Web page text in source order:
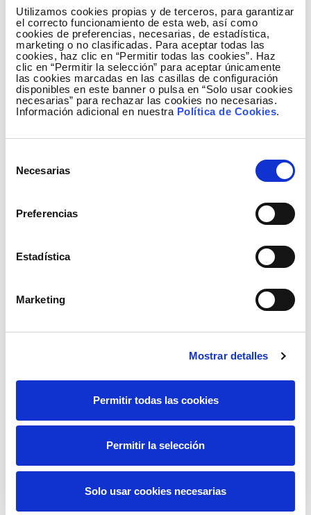
Utilizamos cookies propias y de terceros, para garantizar
el correcto funcionamiento de esta web, así como
cookies de preferencias, necesarias, de estadística,
marketing o no clasificadas. Para aceptar todas las
cookies, haz clic en “Permitir todas las cookies”. Haz
clic en “Permitir la selección” para aceptar únicamente
las cookies marcadas en las casillas de configuración
disponibles en este banner o pulsa en “Solo usar cookies
necesarias” para rechazar las cookies no necesarias.
Información adicional en nuestra Política de Cookies.
Necesarias
Preferencias
Estadística
Marketing
Mostrar detalles
Permitir todas las cookies
Permitir la selección
Solo usar cookies necesarias
compensarán cerca de 193.000 toneladas de CO a
lo largo de toda su vida.
Esta iniciativa responde al Compromiso de
Sostenibilidad 2030, recientemente aprobado por
Red Eléctrica, y con el cual se promueve, entre otros,
la colaboración con las administraciones
en los territorios donde la compañía está presente.
pretende contribuir a alcanzar los Objetivos de
concretamente, el objetivo número 15 para la
gestión sostenible de los bosques, lucha contra la
pérdida de biodiversidad.
El Gabinete de Prensa de Red Eléctrica publica
cuenta de Twitter
@RedElectricaREE
También en Facebook en la cuenta